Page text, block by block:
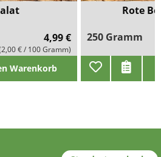
4,99 €
€ / 100 Gramm)
Warenkorb
Rote
250 Gramm